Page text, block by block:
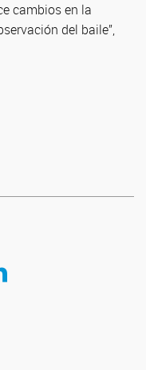
cambios en la
del baile”,
en LinkedIn